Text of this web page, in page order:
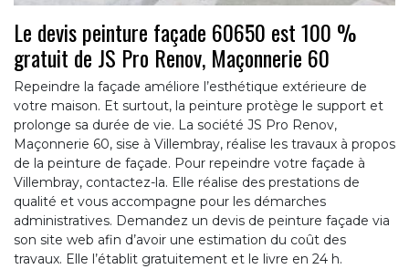
Le devis peinture façade 60650 est 100 %
gratuit de JS Pro Renov, Maçonnerie 60
Repeindre la façade améliore l’esthétique extérieure de
votre maison. Et surtout, la peinture protège le support et
prolonge sa durée de vie. La société JS Pro Renov,
Maçonnerie 60, sise à Villembray, réalise les travaux à propos
de la peinture de façade. Pour repeindre votre façade à
Villembray, contactez-la. Elle réalise des prestations de
qualité et vous accompagne pour les démarches
administratives. Demandez un devis de peinture façade via
son site web afin d’avoir une estimation du coût des
travaux. Elle l’établit gratuitement et le livre en 24 h.